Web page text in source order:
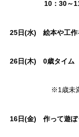
10：30～11
25日(水) 絵本や工
26日(木) 0歳タイム
※1歳未満の
16日(金) 作って遊ぼ